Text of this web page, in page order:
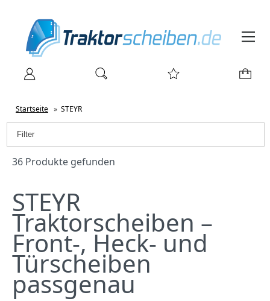
Startseite » STEYR
Filter
36 Produkte gefunden
STEYR
Traktorscheiben –
Front-, Heck- und
Türscheiben
passgenau